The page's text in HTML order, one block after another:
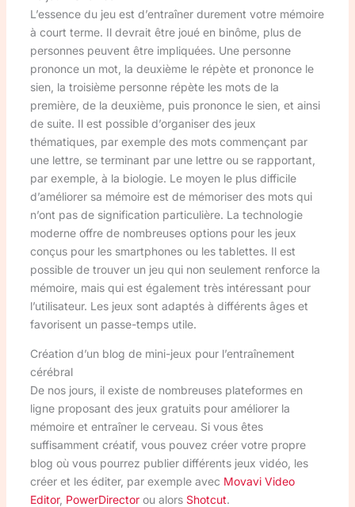
L’essence du jeu est d’entraîner durement votre mémoire
à court terme. Il devrait être joué en binôme, plus de
personnes peuvent être impliquées. Une personne
prononce un mot, la deuxième le répète et prononce le
sien, la troisième personne répète les mots de la
première, de la deuxième, puis prononce le sien, et ainsi
de suite. Il est possible d’organiser des jeux
thématiques, par exemple des mots commençant par
une lettre, se terminant par une lettre ou se rapportant,
par exemple, à la biologie. Le moyen le plus difficile
d’améliorer sa mémoire est de mémoriser des mots qui
n’ont pas de signification particulière. La technologie
moderne offre de nombreuses options pour les jeux
conçus pour les smartphones ou les tablettes. Il est
possible de trouver un jeu qui non seulement renforce la
mémoire, mais qui est également très intéressant pour
l’utilisateur. Les jeux sont adaptés à différents âges et
favorisent un passe-temps utile.
Création d’un blog de mini-jeux pour l’entraînement
cérébral
De nos jours, il existe de nombreuses plateformes en
ligne proposant des jeux gratuits pour améliorer la
mémoire et entraîner le cerveau. Si vous êtes
suffisamment créatif, vous pouvez créer votre propre
blog où vous pourrez publier différents jeux vidéo, les
créer et les éditer, par exemple avec Movavi Video
Editor, PowerDirectorou alors Shotcut.